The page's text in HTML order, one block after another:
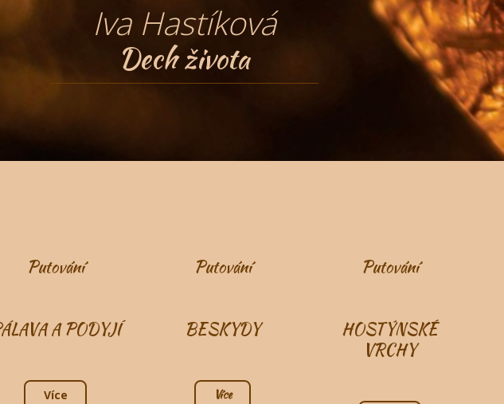
Iva Hastíková
Dech života
Putování
A PODYJÍ
Více
Putování
BESKYDY
Více
Putování
HOSTÝNSKÉ
VRCHY